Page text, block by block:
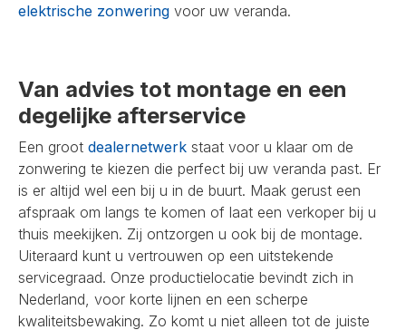
elektrische zonwering voor uw veranda.
Van advies tot montage en een
degelijke afterservice
Een groot dealernetwerk staat voor u klaar om de
zonwering te kiezen die perfect bij uw veranda past. Er
is er altijd wel een bij u in de buurt. Maak gerust een
afspraak om langs te komen of laat een verkoper bij u
thuis meekijken. Zij ontzorgen u ook bij de montage.
Uiteraard kunt u vertrouwen op een uitstekende
servicegraad. Onze productielocatie bevindt zich in
Nederland, voor korte lijnen en een scherpe
kwaliteitsbewaking. Zo komt u niet alleen tot de juiste